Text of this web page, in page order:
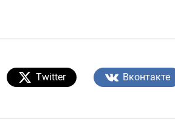
Twitter Вконтакте